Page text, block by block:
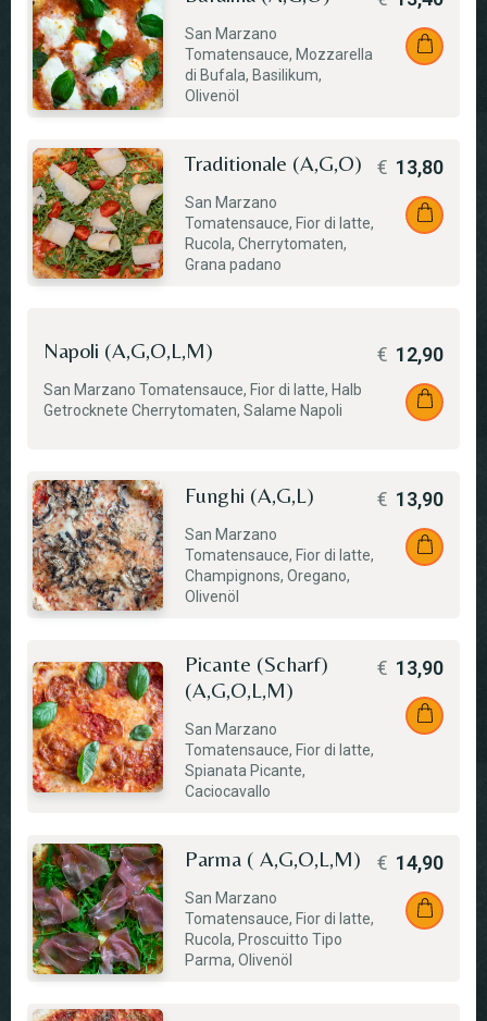
San Marzano
Tomatensauce, Mozzarella
di Bufala, Basilikum,
Olivenöl
Traditionale (A,G,O)
San Marzano
Tomatensauce, Fior di latte,
Rucola, Cherrytomaten,
Grana padano
€ 13,80
Napoli (A,G,O,L,M)
San Marzano Tomatensauce, Fior di latte, Halb
Getrocknete Cherrytomaten, Salame Napoli
€ 12,90
Funghi (A,G,L)
San Marzano
Tomatensauce, Fior di latte,
Champignons, Oregano,
Olivenöl
€ 13,90
Picante (Scharf)
(A,G,O,L,M)
San Marzano
Tomatensauce, Fior di latte,
Spianata Picante,
Caciocavallo
€ 13,90
Parma ( A,G,O,L,M)
San Marzano
Tomatensauce, Fior di latte,
Rucola, Proscuitto Tipo
Parma, Olivenöl
€ 14,90